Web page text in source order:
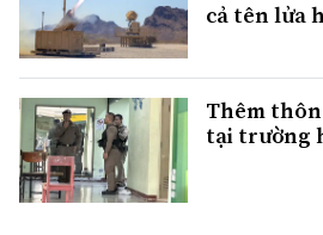
cả tên lửa
Thêm
tại trường